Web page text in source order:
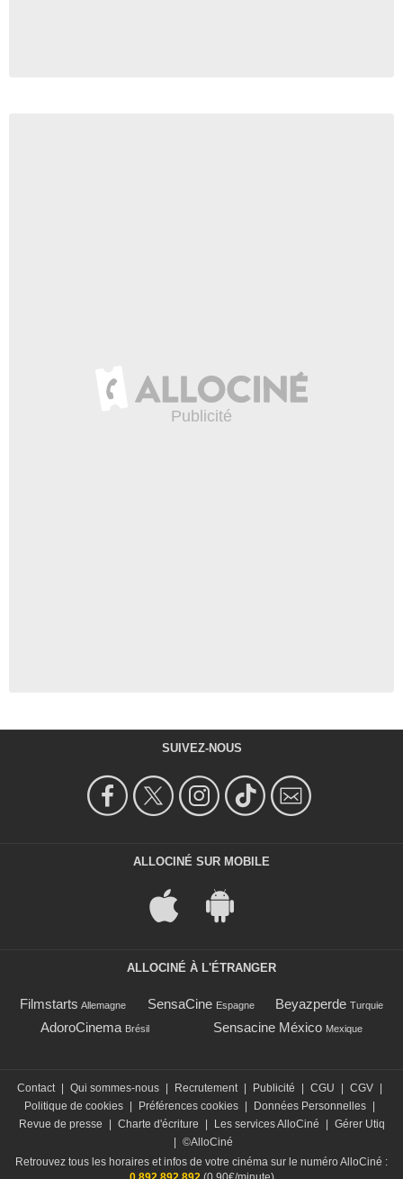
SUIVEZ-NOUS
ALLOCINÉ SUR MOBILE
ALLOCINÉ À L'ÉTRANGER
Filmstarts Allemagne SensaCine Espagne Beyazperde Turquie
AdoroCinema Brésil Sensacine México Mexique
Contact Qui sommes-nous Recrutement Publicité CGU CGV
Politique de cookies
Préférences cookies Données Personnelles
Revue de presse
Charte d'écriture Les services AlloCiné
Gérer Utiq
©AlloCiné
Retrouvez tous les horaires et infos de votre cinéma sur le numéro AlloCiné :